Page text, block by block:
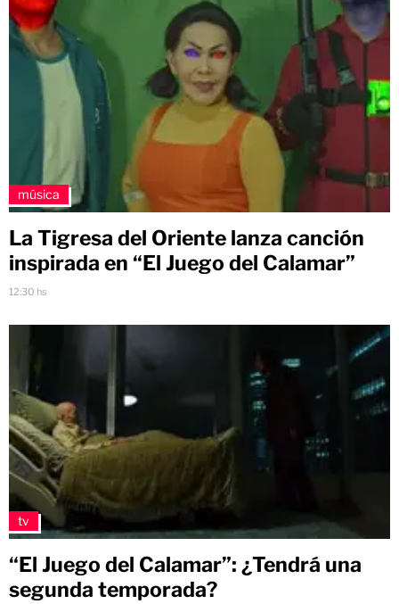
música
La Tigresa del Oriente lanza canción
inspirada en “El Juego del Calamar”
12:30 hs
tv
“El Juego del Calamar”: ¿Tendrá una
segunda temporada?